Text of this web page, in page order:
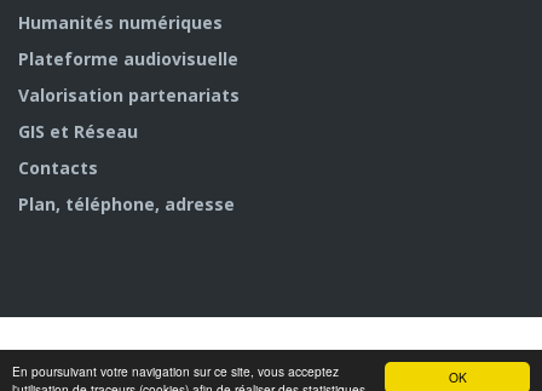
OK
En poursuivant votre navigation sur ce site, vous acceptez
Humanités numériques
Plateforme audiovisuelle
Valorisation partenariats
GIS et Réseau
Contacts
Plan, téléphone, adresse
© MSH Paris Nord